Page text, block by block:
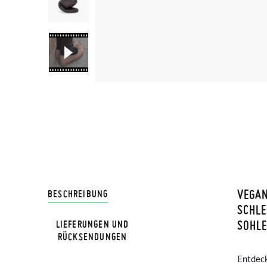
BESCHREIBUNG
SOHLE
LIEFERUNGEN UND
RÜCKSENDUNGEN
Bei